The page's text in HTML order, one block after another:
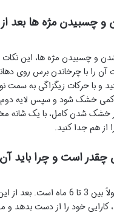
و چسبیدن مژه ها بعد
و با حرکات زیگزاگی به سمت
خشک شدن کامل، با یک شانه
از هم جدا کنید.
چقدر است و چرا باید
عمر مفید یک ریمل معمولاً بین 3 تا 6
خود را از دست بدهد و